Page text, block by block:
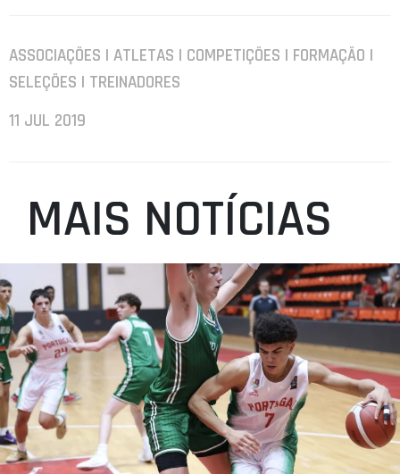
ASSOCIAÇÕES | ATLETAS | COMPETIÇÕES | FORMAÇÃO |
SELEÇÕES | TREINADORES
11 JUL 2019
MAIS NOTÍCIAS